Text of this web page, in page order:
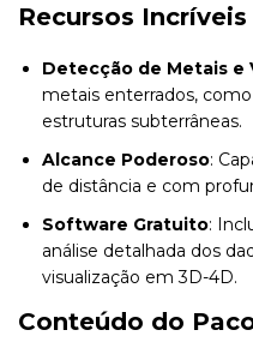
Recursos Incríveis
Detecção de Metais e
metais enterrados,
estruturas subterrâneas.
Alcance Poderoso:
de distância e com
Software Gratuito:
análise detalhada dos
visualização em 3D-4D.
Conteúdo do